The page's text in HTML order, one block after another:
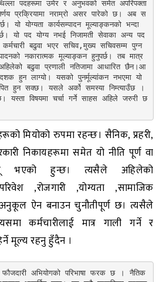
पदहरूमा उमेर र अनुभवको समेत अपरिपक्ता
प्रक्रियामा नराम्रो असर पारेको छ। अब स
यो योग्यता कार्यसम्पादन मूल्याङ्कनको भन्दा
यो पद योग्य नभई निजामती सेवाका अन्य पद
बढुवा भएर सचिव,मुख्य सचिवसम्म‌ पुग्न
नकारात्मक मूल्याङ्कन हुनुपर्छ। तब मात्र
बढुवा प्रणाली नतिजामा आधारित छैन।आ
हुन लाग्यो। यसको पुनर्मूल्यांकन नभएमा यो
हुन सक्छ। यसले अर्को समस्या निम्त्याउँछ ।
यस्ता विषयमा चर्चा गर्ने साहस अहिले जरुरी छ
मियोको रुपमा रहन्छ। सैनिक, प्रहरी,
निकायहरूमा समेत यो नीति पूर्ण वा
हुन्छ। त्यसैले अहिलेको
,रोजगारी ,योग्यता ,सामाजिक
अनुकूल ऐन बनाउन चुनौतीपूर्ण छ। त्यसैले
कर्मचारीलाई मात्र गाली गर्ने र
मूल्य रहनु हुँदैन ।